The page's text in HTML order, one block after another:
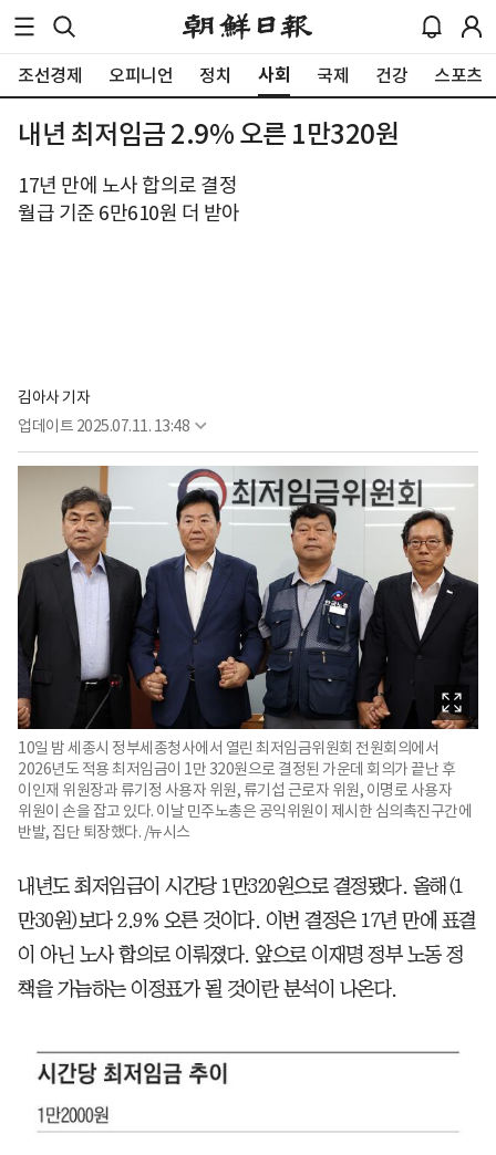
조선경제 오피니언 정치 사회 국제 건강 스포츠
내년 최저임금 2.9% 오른 1만320원
17년 만에 노사 합의로 결정
월급 기준 6만610원 더 받아
김아사 기자
업데이트 2025.07.11. 13:48
10일 밤 세종시 정부세종청사에서 열린 최저임금위원회 전원회의에서
2026년도 적용 최저임금이 1만 320원으로 결정된 가운데 회의가 끝난 후
이인재 위원장과 류기정 사용자 위원, 류기섭 근로자 위원, 이명로 사용자
위원이 손을 잡고 있다. 이날 민주노총은 공익위원이 제시한 심의촉진구간에
반발, 집단 퇴장했다. /뉴시스
내년도 최저임금이 시간당 1만320원으로 결정됐다. 올해(1
만30원)보다 2.9% 오른 것이다. 이번 결정은 17년 만에 표결
이 아닌 노사 합의로 이뤄졌다. 앞으로 이재명 정부 노동 정
책을 가늠하는 이정표가 될 것이란 분석이 나온다.